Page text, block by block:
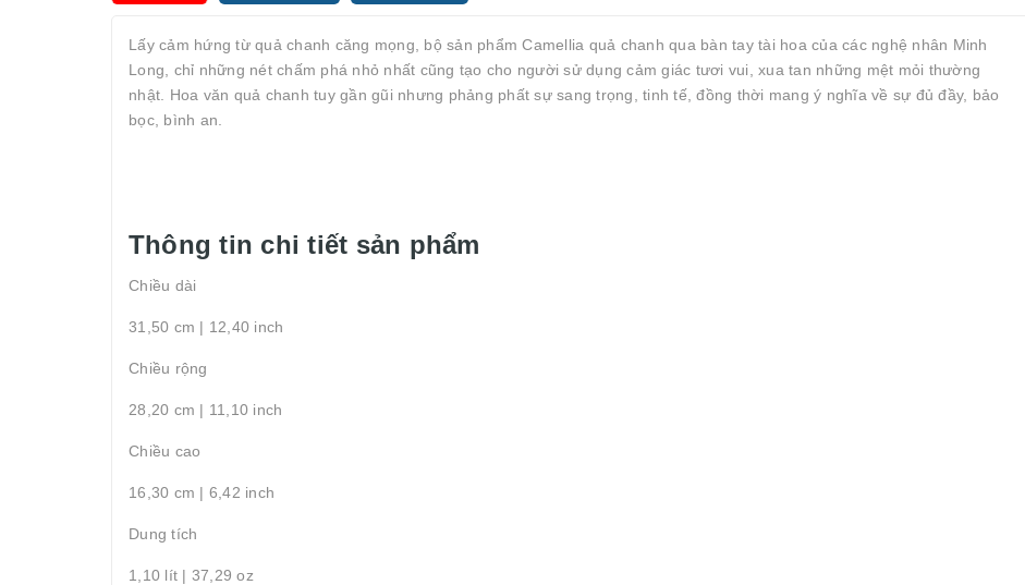
Lấy cảm hứng từ quả chanh căng mọng, bộ sản phẩm Camellia quả chanh qua bàn tay tài hoa của các nghệ nhân Minh
Long, chỉ những nét chấm phá nhỏ nhất cũng tạo cho người sử dụng cảm giác tươi vui, xua tan những mệt mỏi thường
nhật. Hoa văn quả chanh tuy gần gũi nhưng phảng phất sự sang trọng, tinh tế, đồng thời mang ý nghĩa về sự đủ đầy, bảo
bọc, bình an.
Thông tin chi tiết sản phẩm
Chiều dài
31,50 cm | 12,40 inch
Chiều rộng
28,20 cm | 11,10 inch
Chiều cao
16,30 cm | 6,42 inch
Dung tích
1,10 lít | 37,29 oz